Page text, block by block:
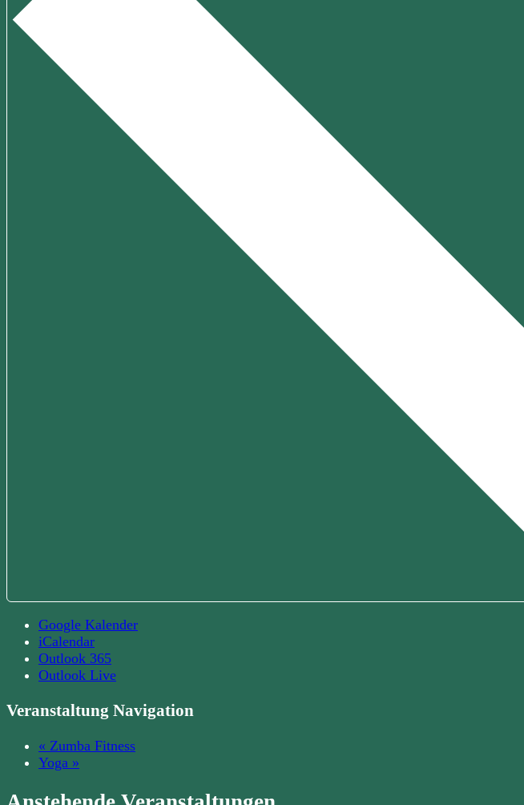
Google Kalender
iCalendar
Outlook 365
Outlook Live
Veranstaltung Navigation
« Zumba Fitness
Yoga »